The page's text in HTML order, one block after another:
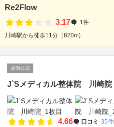
Re2Flow
3.17
1件
川崎駅から徒歩11分（820m)
店舗公式
J`Sメディカル整体院 川崎院
4.66 口コミ 35件